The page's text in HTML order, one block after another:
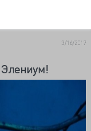
3/16/2017